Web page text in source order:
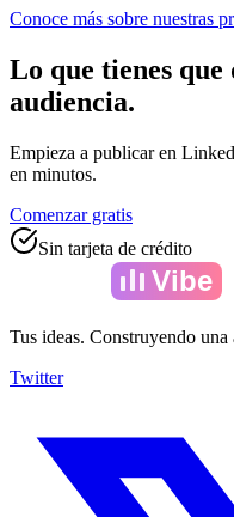
Conoce más sobre nuestras
Lo que tienes
audiencia.
Empieza a publicar en
en minutos.
Comenzar gratis
Sin tarjeta de crédito
Vibe
Tus ideas. Construyendo
Twitter